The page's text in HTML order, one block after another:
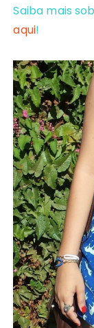
Saiba mais
aqui!